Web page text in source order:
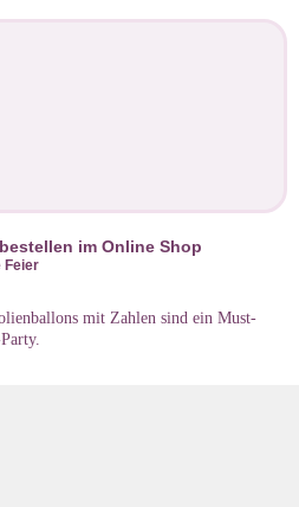
im Online Shop
Feier
mit Zahlen sind ein Must-